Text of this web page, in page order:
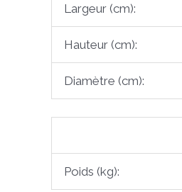
Largeur (cm):
Hauteur (cm):
Diamètre (cm):
Poids (kg):